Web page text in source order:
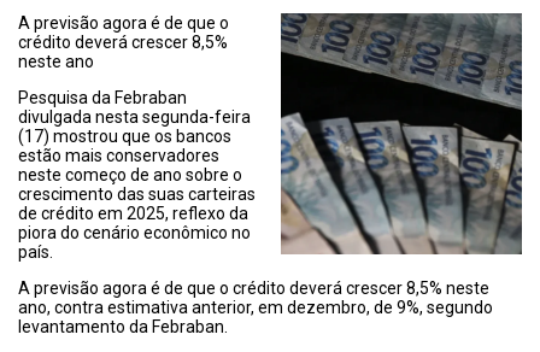
A previsão agora é de que o
crédito deverá crescer 8,5%
neste ano
Pesquisa da Febraban
divulgada nesta segunda-feira
(17) mostrou que os bancos
estão mais conservadores
neste começo de ano sobre o
crescimento das suas carteiras
de crédito em 2025, reflexo da
piora do cenário econômico no
país.
A previsão agora é de que o crédito deverá crescer 8,5% neste
ano, contra estimativa anterior, em dezembro, de 9%, segundo
levantamento da Febraban.